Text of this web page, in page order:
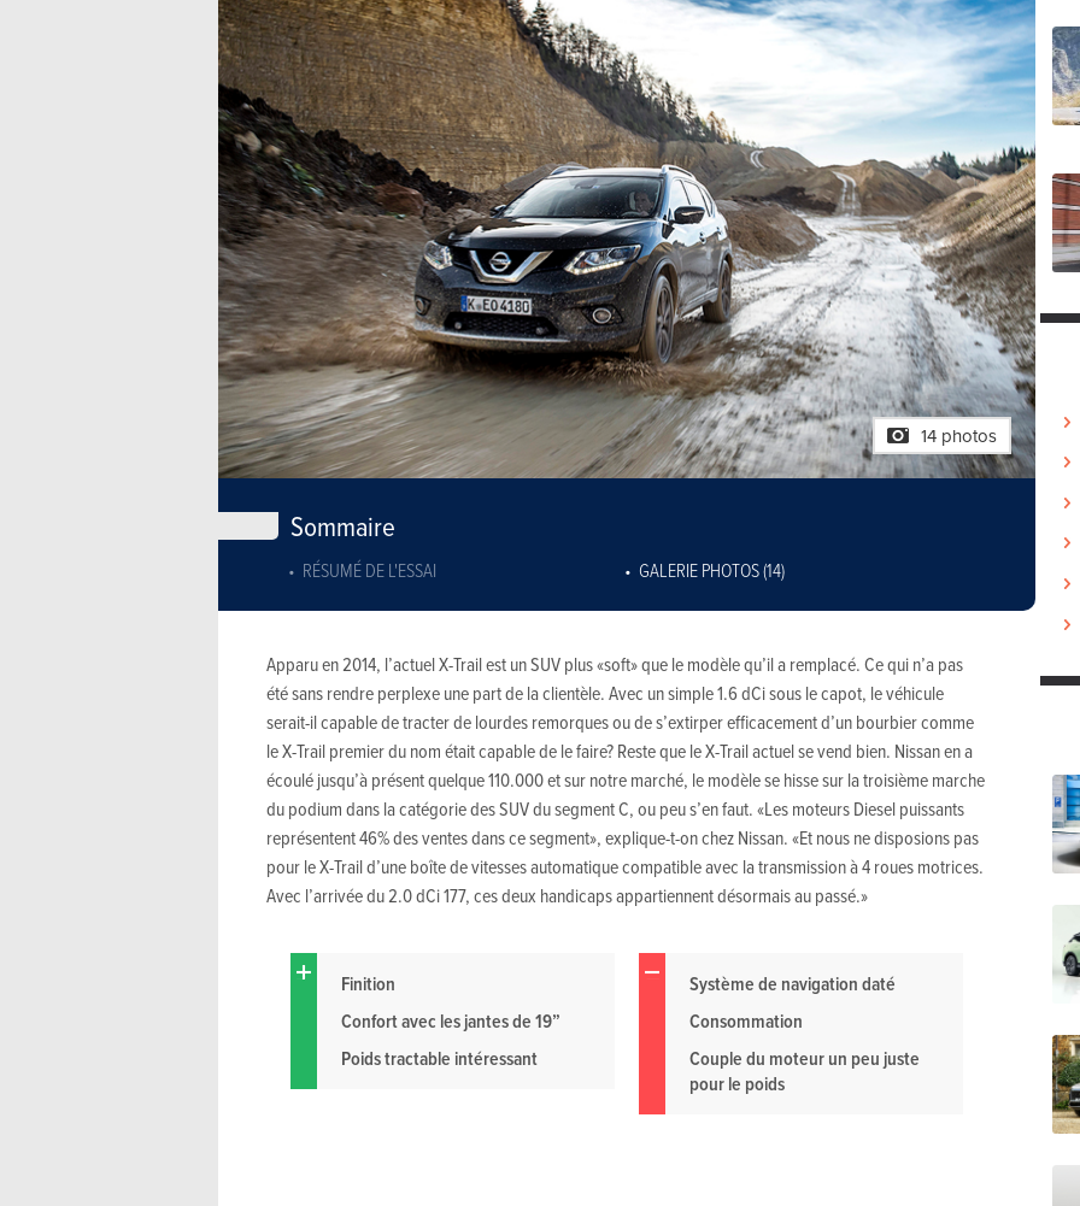
14 photos
Sommaire
RÉSUMÉ DE L'ESSAI GALERIE PHOTOS (14)
Apparu en 2014, l’actuel X-Trail est un SUV plus «soft» que le modèle qu’il a remplacé. Ce qui n’a pas
été sans rendre perplexe une part de la clientèle. Avec un simple 1.6 dCi sous le capot, le véhicule
serait-il capable de tracter de lourdes remorques ou de s’extirper efficacement d’un bourbier comme
le X-Trail premier du nom était capable de le faire? Reste que le X-Trail actuel se vend bien. Nissan en a
écoulé jusqu’à présent quelque 110.000 et sur notre marché, le modèle se hisse sur la troisième marche
du podium dans la catégorie des SUV du segment C, ou peu s’en faut. «Les moteurs Diesel puissants
représentent 46% des ventes dans ce segment», explique-t-on chez Nissan. «Et nous ne disposions pas
pour le X-Trail d’une boîte de vitesses automatique compatible avec la transmission à 4 roues motrices.
Avec l’arrivée du 2.0 dCi 177, ces deux handicaps appartiennent désormais au passé.»
Finition
Confort avec les jantes de 19”
Poids tractable intéressant
Système de navigation daté
Consommation
Couple du moteur un peu juste
pour le poids